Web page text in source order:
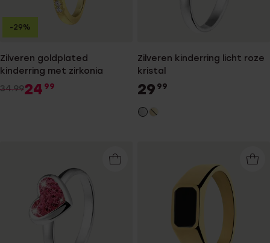
Zilveren goldplated
kinderring met zirkonia
34.9924 99
-29%
Zilveren kinderring licht roze
kristal
29 99